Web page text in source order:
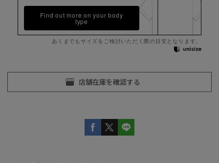
Find out more on your body
type
あくまでもサイズをご検討いただく際の目安となります。